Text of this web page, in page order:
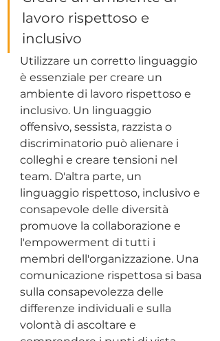
lavoro rispettoso e
inclusivo
Utilizzare un corretto linguaggio
è essenziale per creare un
ambiente di lavoro rispettoso e
inclusivo. Un linguaggio
offensivo, sessista, razzista o
discriminatorio può alienare i
colleghi e creare tensioni nel
team. D'altra parte, un
linguaggio rispettoso, inclusivo e
consapevole delle diversità
promuove la collaborazione e
l'empowerment di tutti i
membri dell'organizzazione. Una
comunicazione rispettosa si basa
sulla consapevolezza delle
differenze individuali e sulla
volontà di ascoltare e